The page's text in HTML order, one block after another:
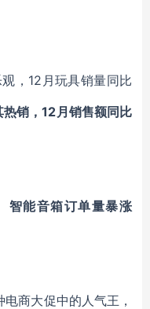
，12月玩具销量同比
销，12月销售额同比
智能音箱订单量暴涨
商大促中的人气王，